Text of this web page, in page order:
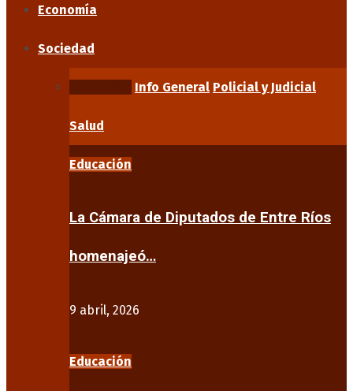
Economía
Sociedad
Info General Policial y Judicial
Salud
Educación
La Cámara de Diputados de Entre Ríos
homenajeó…
9 abril, 2026
Educación